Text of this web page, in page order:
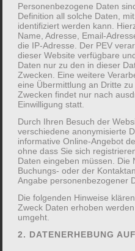
Bei unseren Treffen
Familien bzw.
Kinder an jedem 1.
willkommen. Mit
gemeinsamen
möchten wir zudem mit
des Familienalltags
Eltern sowie
gehen. Beispielsweise
Anliegen zu
Einschlafphase, zum
Wut,
Bewegung sowie
Förderung der Kinder
weiteres Ziel der
Personenbezogene Daten
Definition all solche Daten,
identifiziert werden kann.
Name, Adresse, Email-
die IP-Adresse. Der PEV
dieser Website verfügbare
Daten nur zu den in dieser
Zwecken. Eine weitere
eine Übermittlung an Dritte
Zwecken findet nur nach
Einwilligung statt.
Durch Ihren Besuch der
verschiedene anonymisierte
informative Online-Angebot
ohne dass Sie sich
Daten eingeben müssen. Die
Buchungs- oder der
Angabe personenbezogener
Die folgenden Hinweise
Zweck Daten erhoben
umgeht.
2. DATENERHEBUNG